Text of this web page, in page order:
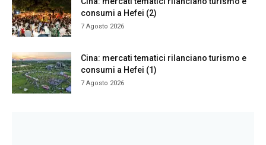
consumi a Hefei (2)
7 Agosto 2026
Cina: mercati tematici rilanciano turismo e
consumi a Hefei (1)
7 Agosto 2026